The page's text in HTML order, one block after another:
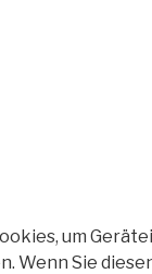
um
Wenn Sie